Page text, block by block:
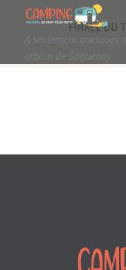
A seulement quelques
urbain de Saguenay
FINALE DU